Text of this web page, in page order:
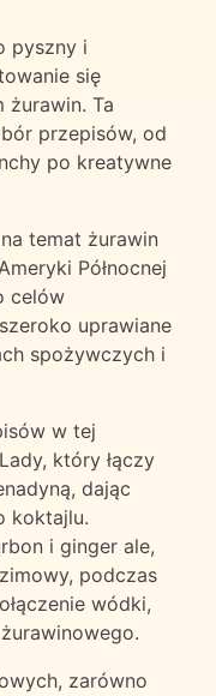
pyszny i
się
żurawin. Ta
przepisów, od
po kreatywne
temat żurawin
Północnej
celów
uprawiane
spożywczych i
w tej
który łączy
dając
koktajlu.
i ginger ale,
podczas
wódki,
zarówno